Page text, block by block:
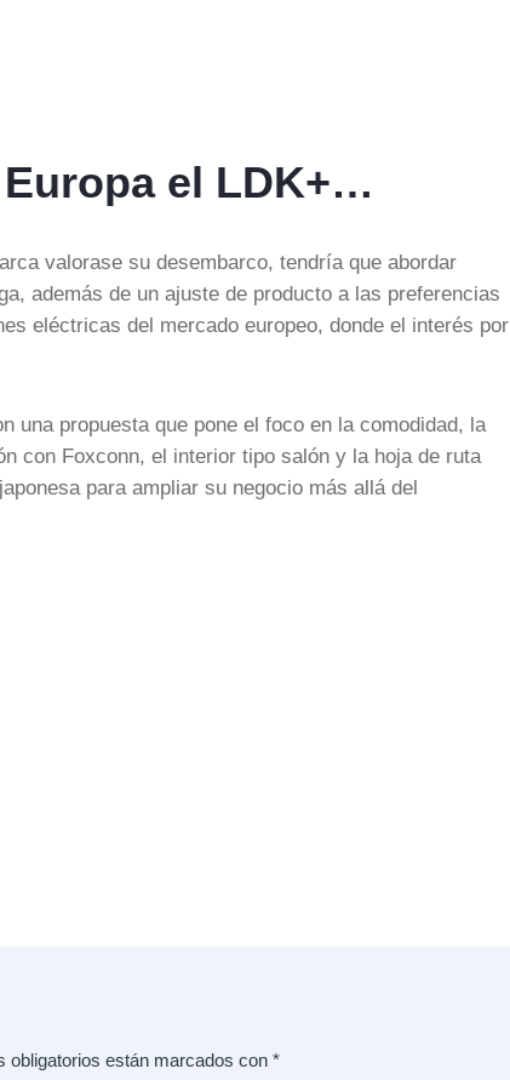
el LDK+…
valorase su desembarco, tendría que abordar
además de un ajuste de producto a las preferencias
eléctricas del mercado europeo, donde el interés por
una propuesta que pone el foco en la comodidad, la
con Foxconn, el interior tipo salón y la hoja de ruta
para ampliar su negocio más allá del
obligatorios están marcados con *